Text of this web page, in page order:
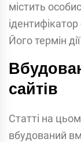
містить
Його термін
сайтів
Статті на
вбудований